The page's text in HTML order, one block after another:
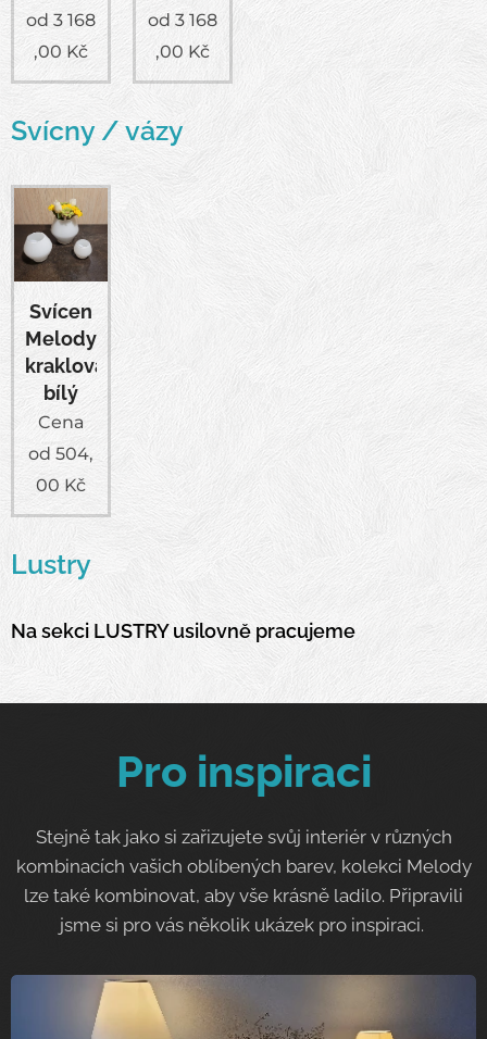
od 3 168
,00 Kč
od 3 168
,00 Kč
Svícny / vázy
Svícen
Melody
kraklovaný
bílý
Cena
od 504,
00 Kč
Lustry
Na sekci LUSTRY usilovně pracujeme
Pro inspiraci
Stejně tak jako si zařizujete svůj interiér v různých
kombinacích vašich oblíbených barev, kolekci Melody
lze také kombinovat, aby vše krásně ladilo. Připravili
jsme si pro vás několik ukázek pro inspiraci.